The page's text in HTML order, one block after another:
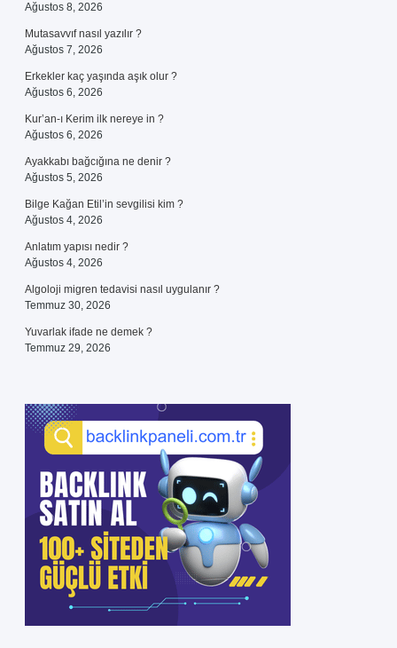
Ağustos 8, 2026
Mutasavvıf nasıl yazılır ?
Ağustos 7, 2026
Erkekler kaç yaşında aşık olur ?
Ağustos 6, 2026
Kur’an-ı Kerim ilk nereye in ?
Ağustos 6, 2026
Ayakkabı bağcığına ne denir ?
Ağustos 5, 2026
Bilge Kağan Etil’in sevgilisi kim ?
Ağustos 4, 2026
Anlatım yapısı nedir ?
Ağustos 4, 2026
Algoloji migren tedavisi nasıl uygulanır ?
Temmuz 30, 2026
Yuvarlak ifade ne demek ?
Temmuz 29, 2026